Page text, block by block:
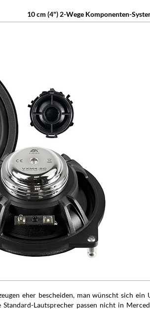
10 cm (4") 2-Wege Komponenten-
eher bescheiden, man wünscht sich ein
Lautsprecher passen nicht in